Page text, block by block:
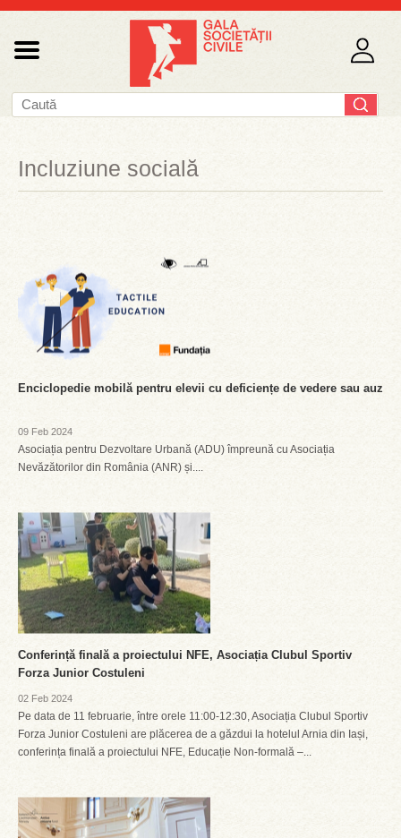
Incluziune socială
Enciclopedie mobilă pentru elevii cu deficiențe de vedere sau auz
09 Feb 2024
Asociația pentru Dezvoltare Urbană (ADU) împreună cu Asociația
Nevăzătorilor din România (ANR) și....
Conferință finală a proiectului NFE, Asociația Clubul Sportiv
Forza Junior Costuleni
02 Feb 2024
Pe data de 11 februarie, între orele 11:00-12:30, Asociația Clubul Sportiv
Forza Junior Costuleni are plăcerea de a găzdui la hotelul Arnia din Iași,
conferința finală a proiectului NFE, Educație Non-formală –...